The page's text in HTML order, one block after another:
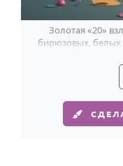
Пожелания
Золотая «20»
бирюзовых, белых